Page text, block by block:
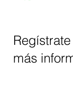
más